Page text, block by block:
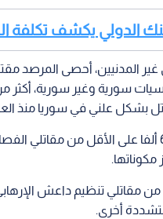
الدولي يكشف تكلفة
بشكل علني في سوريا منذ العام
في المقابل، قتل 67 ألفا على الأقل
مكوناتها.
نحو 66 ألفا من مقاتلي تنظيم
أخرى.